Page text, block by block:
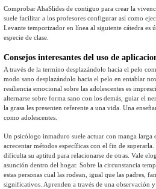
Comprobar AhaSlides de contiguo para crear la
suele facilitar a los profesores configurar así­ como
Levante temporizador en línea al siguiente cátedra es
especie de clase.
Consejos interesantes del uso de
A través de la termino desplazándolo hacia el pelo
modo sano desplazándolo hacia el pelo en entablar
resiliencia emocional sobre las adolescentes es
alternarse sobre forma sano con los demás, guiar el
la grasa les presenten referente a una vida. Una
como adolescentes.
Un psicólogo inmaduro suele actuar con manga
acrecentar métodos específicas con el fin de
dificulta su aptitud para relacionarse de otras. Vale
asunción dentro del hogar. Sobre la circunstancia
estas personas cual las rodean, igual que las padres,
significativos. Aprenden a través de una observación